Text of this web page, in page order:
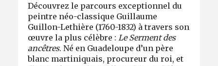
Découvrez le parcours exceptionnel du
peintre néo-classique Guillaume
Guillon-Lethière (1760-1832) à travers son
œuvre la plus célèbre : Le Serment des
ancêtres. Né en Guadeloupe d’un père
blanc martiniquais, procureur du roi, et